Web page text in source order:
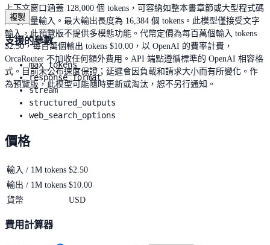
上下文窗口涵蓋 128,000 個 tokens，可容納如整本書章節或大型程式碼
庫等大量輸入。最大輸出長度為 16,384 個 tokens。此模型僅接受文字
輸入，此預覽版不提供多模態功能。代幣定價為每百萬個輸入 tokens
$2.50，每百萬個輸出 tokens $10.00，以 OpenAI 的費率計費，
OrcaRouter 不加收任何額外費用。API 端點遵循標準的 OpenAI 相容格
式。目前未公布速度保證；延遲會因負載和請求大小而有所變化。作
為預覽版，此模型可能隨時更新或淘汰，恕不另行通知。
複製
支援的參數
max_tokens
response_format
stream
structured_outputs
web_search_options
價格
輸入 / 1M tokens $2.50
輸出 / 1M tokens $10.00
貨幣
USD
費用計算器